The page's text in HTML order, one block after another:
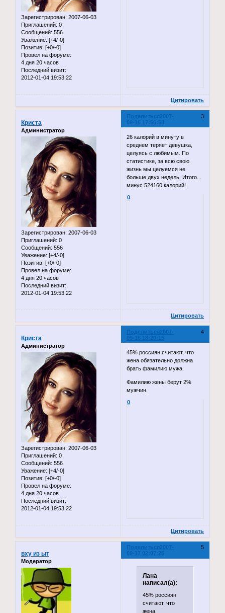
Зарегистрирован: 2007-06-03
Приглашений: 0
Сообщений: 556
Уважение: [+4/-0]
Позитив: [+0/-0]
Провел на форуме:
4 дня 20 часов
Последний визит:
2012-01-04 19:53:22
Цитировать
Поделиться 3
2007-
09-16 17:56:58
Криста
Администратор
Зарегистрирован: 2007-06-03
Приглашений: 0
Сообщений: 556
Уважение: [+4/-0]
Позитив: [+0/-0]
Провел на форуме:
4 дня 20 часов
Последний визит:
2012-01-04 19:53:22
26 калорий в минуту в
среднем теряет девушка,
целуясь с любимым. По
статистике, за всю свою
жизнь мы целуемся не
больше двух недель. Итого...
минус 524160 калорий!
0
Цитировать
Поделиться 4
2007-
09-16 18:20:15
Криста
Администратор
Зарегистрирован: 2007-06-03
Приглашений: 0
Сообщений: 556
Уважение: [+4/-0]
Позитив: [+0/-0]
Провел на форуме:
4 дня 20 часов
Последний визит:
2012-01-04 19:53:22
45% россиян считают, что
жена обязательно должна
брать фамилию мужа.
Фамилию жены берут 2%
мужчин.
0
Цитировать
Поделиться 5
2007-
09-17 02:07:25
вху из ыт
Модератор
Лана
написал(а):
45% россиян
считают, что
жена